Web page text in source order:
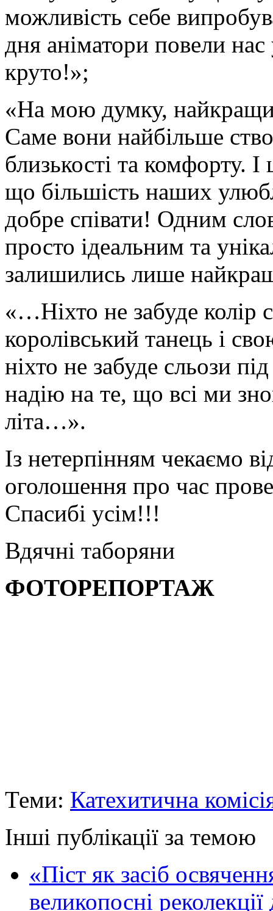
можливість себе
дня аніматори повели
круто!»;
«На мою думку,
Саме вони найбільше
близькості та комфорту.
що більшість наших
добре співати! Одним
просто ідеальним та
залишились лише
«…Ніхто не забуде колір
королівський танець і
ніхто не забуде сльози
надію на те, що всі ми
літа…».
Із нетерпінням чекаємо
оголошення про час
Спасибі усім!!!
Вдячні таборяни
ФОТОРЕПОРТАЖ
Теми: Катехитична
Інші публікації за темою
«Піст як засіб
великопосні